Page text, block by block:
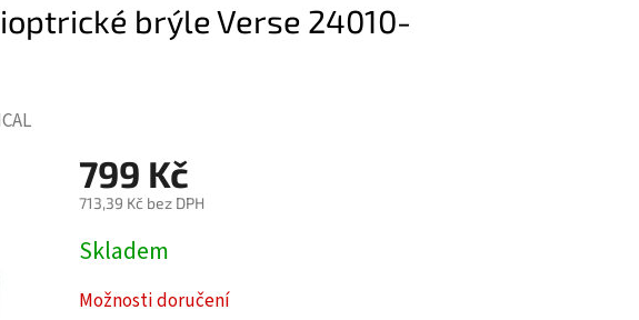
brýle Verse 24010-
799 Kč
713,39 Kč bez DPH
Měrná
cena:
Skladem
Možnosti doručení